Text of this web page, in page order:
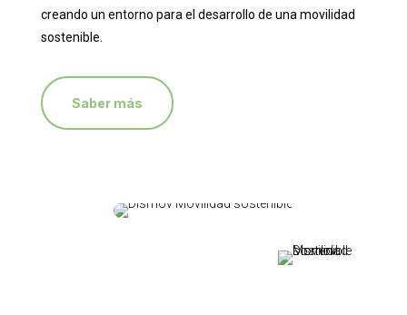
creando un entorno para el desarrollo de una movilidad
sostenible.
Saber más